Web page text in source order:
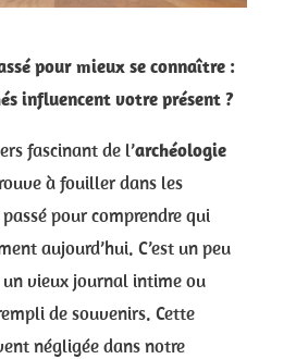
pour mieux se connaître :
influencent votre présent ?
fascinant de l’archéologie
à fouiller dans les
pour comprendre qui
aujourd’hui. C’est un peu
vieux journal intime ou
de souvenirs. Cette
négligée dans notre